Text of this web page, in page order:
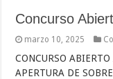
Concurso
marzo 10, 2025
CONCURSO
APERTURA DE